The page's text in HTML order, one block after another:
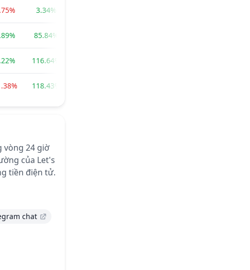
3.34%
85.84%
116.64%
118.43%
vòng 24 giờ
của Let's
tiền điện tử.
chat